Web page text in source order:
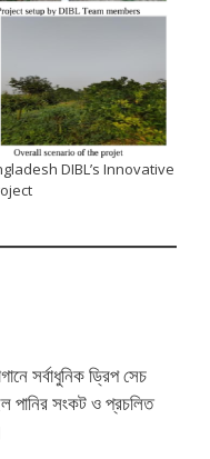
DIBL’s Innovative
সর্বাধুনিক ড্রিপ সেচ
পানির সংকট ও প্রচলিত